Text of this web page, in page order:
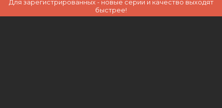
Для зарегистрированных - новые серии и качество выходят
быстрее!